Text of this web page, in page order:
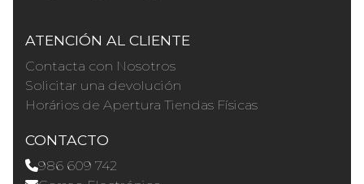
ATENCIÓN AL CLIENTE
Contacta con Nosotros
Solicitar una devolución
Horários de Apertura Tiendas Físicas
CONTACTO
986 609 742